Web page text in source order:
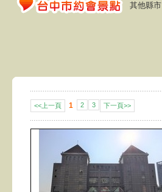
其他縣市
<<上一頁 1 2 3 下一頁>>